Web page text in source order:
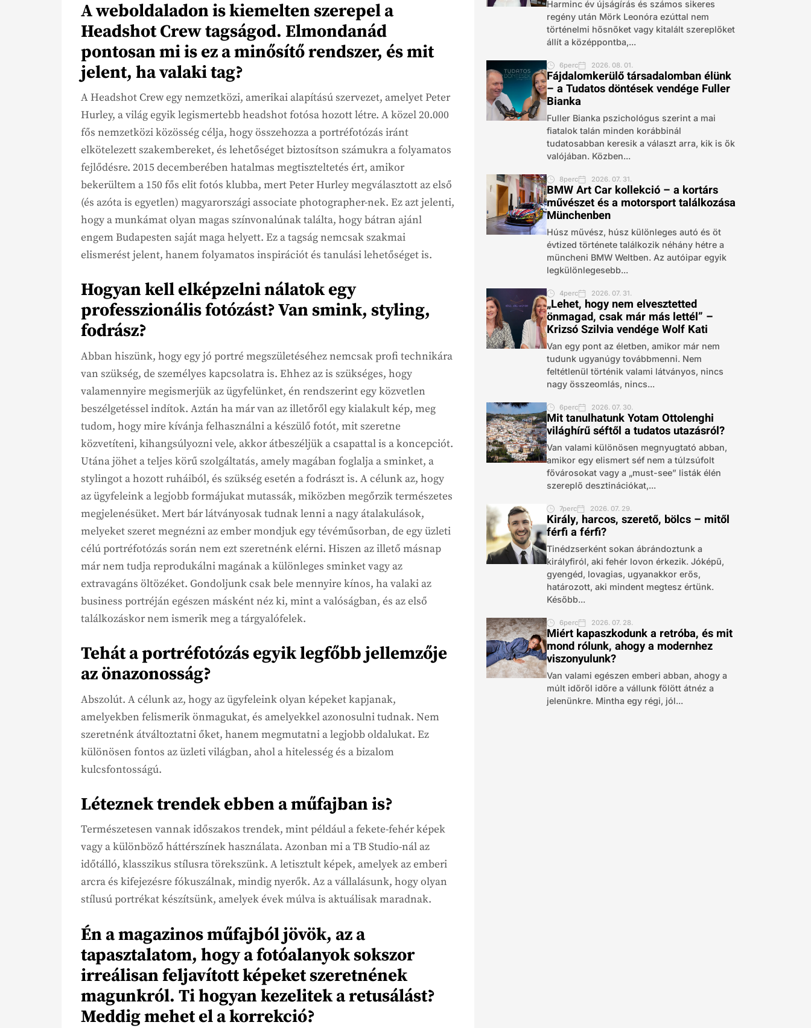
A weboldaladon is kiemelten szerepel a
Headshot Crew tagságod. Elmondanád
pontosan mi is ez a minősítő rendszer, és mit
jelent, ha valaki tag?
A Headshot Crew egy nemzetközi, amerikai alapítású szervezet, amelyet Peter
Hurley, a világ egyik legismertebb headshot fotósa hozott létre. A közel 20.000
fős nemzetközi közösség célja, hogy összehozza a portréfotózás iránt
elkötelezett szakembereket, és lehetőséget biztosítson számukra a folyamatos
fejlődésre. 2015 decemberében hatalmas megtiszteltetés ért, amikor
bekerültem a 150 fős elit fotós klubba, mert Peter Hurley megválasztott az első
(és azóta is egyetlen) magyarországi associate photographer-nek. Ez azt jelenti,
hogy a munkámat olyan magas színvonalúnak találta, hogy bátran ajánl
engem Budapesten saját maga helyett. Ez a tagság nemcsak szakmai
elismerést jelent, hanem folyamatos inspirációt és tanulási lehetőséget is.
Hogyan kell elképzelni nálatok egy
professzionális fotózást? Van smink, styling,
fodrász?
Abban hiszünk, hogy egy jó portré megszületéséhez nemcsak profi technikára
van szükség, de személyes kapcsolatra is. Ehhez az is szükséges, hogy
valamennyire megismerjük az ügyfelünket, én rendszerint egy közvetlen
beszélgetéssel indítok. Aztán ha már van az illetőről egy kialakult kép, meg
tudom, hogy mire kívánja felhasználni a készülő fotót, mit szeretne
közvetíteni, kihangsúlyozni vele, akkor átbeszéljük a csapattal is a koncepciót.
Utána jöhet a teljes körű szolgáltatás, amely magában foglalja a sminket, a
stylingot a hozott ruháiból, és szükség esetén a fodrászt is. A célunk az, hogy
az ügyfeleink a legjobb formájukat mutassák, miközben megőrzik természetes
megjelenésüket. Mert bár látványosak tudnak lenni a nagy átalakulások,
melyeket szeret megnézni az ember mondjuk egy tévéműsorban, de egy üzleti
célú portréfotózás során nem ezt szeretnénk elérni. Hiszen az illető másnap
már nem tudja reprodukálni magának a különleges sminket vagy az
extravagáns öltözéket. Gondoljunk csak bele mennyire kínos, ha valaki az
business portréján egészen másként néz ki, mint a valóságban, és az első
találkozáskor nem ismerik meg a tárgyalófelek.
Tehát a portréfotózás egyik legfőbb jellemzője
az önazonosság?
Abszolút. A célunk az, hogy az ügyfeleink olyan képeket kapjanak,
amelyekben felismerik önmagukat, és amelyekkel azonosulni tudnak. Nem
szeretnénk átváltoztatni őket, hanem megmutatni a legjobb oldalukat. Ez
különösen fontos az üzleti világban, ahol a hitelesség és a bizalom
kulcsfontosságú.
Léteznek trendek ebben a műfajban is?
Természetesen vannak időszakos trendek, mint például a fekete-fehér képek
vagy a különböző háttérszínek használata. Azonban mi a TB Studio-nál az
időtálló, klasszikus stílusra törekszünk. A letisztult képek, amelyek az emberi
arcra és kifejezésre fókuszálnak, mindig nyerők. Az a vállalásunk, hogy olyan
stílusú portrékat készítsünk, amelyek évek múlva is aktuálisak maradnak.
Én a magazinos műfajból jövök, az a
tapasztalatom, hogy a fotóalanyok sokszor
irreálisan feljavított képeket szeretnének
magunkról. Ti hogyan kezelitek a retusálást?
Meddig mehet el a korrekció?
Harminc év újságírás és számos sikeres
regény után Mörk Leonóra ezúttal nem
történelmi hősnőket vagy kitalált szereplőket
állít a középpontba,...
6perc 2026. 08. 01.
Fájdalomkerülő társadalomban élünk
– a Tudatos döntések vendége Fuller
Bianka
Fuller Bianka pszichológus szerint a mai
fiatalok talán minden korábbinál
tudatosabban keresik a választ arra, kik is ők
valójában. Közben...
8perc 2026. 07. 31.
BMW Art Car kollekció – a kortárs
művészet és a motorsport találkozása
Münchenben
Húsz művész, húsz különleges autó és öt
évtized története találkozik néhány hétre a
müncheni BMW Weltben. Az autóipar egyik
legkülönlegesebb...
4perc 2026. 07. 31.
„Lehet, hogy nem elvesztetted
önmagad, csak már más lettél” –
Krizsó Szilvia vendége Wolf Kati
Van egy pont az életben, amikor már nem
tudunk ugyanúgy továbbmenni. Nem
feltétlenül történik valami látványos, nincs
nagy összeomlás, nincs...
6perc 2026. 07. 30.
Mit tanulhatunk Yotam Ottolenghi
világhírű séftől a tudatos utazásról?
Van valami különösen megnyugtató abban,
amikor egy elismert séf nem a túlzsúfolt
fővárosokat vagy a „must-see” listák élén
szereplő desztinációkat,...
7perc 2026. 07. 29.
Király, harcos, szerető, bölcs – mitől
férfi a férfi?
Tinédzserként sokan ábrándoztunk a
királyfiról, aki fehér lovon érkezik. Jóképű,
gyengéd, lovagias, ugyanakkor erős,
határozott, aki mindent megtesz értünk.
Később...
6perc 2026. 07. 28.
Miért kapaszkodunk a retróba, és mit
mond rólunk, ahogy a modernhez
viszonyulunk?
Van valami egészen emberi abban, ahogy a
múlt időről időre a vállunk fölött átnéz a
jelenünkre. Mintha egy régi, jól...